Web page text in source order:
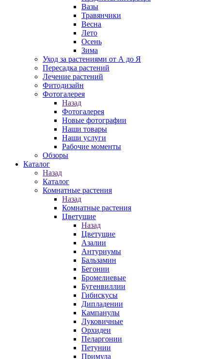
Вазы
Травянчики
Весна
Лето
Осень
Зима
Уход за растениями от А до Я
Пересадка растений
Лечение растений
Фитодизайн
Фотогалерея
Назад
Фотогалерея
Новые фотографии
Наши товары
Наши услуги
Рабочие моменты
Обзоры
Каталог
Назад
Каталог
Комнатные растения
Назад
Комнатные растения
Цветущие
Назад
Цветущие
Азалии
Антуриумы
Бальзамин
Бегонии
Бромелиевые
Бугенвиллии
Гибискусы
Дипладении
Кампанулы
Луковичные
Орхидеи
Пеларгонии
Петунии
Примула